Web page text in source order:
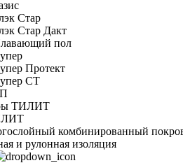
Стар
Стар Дакт
пол
Протект
СТ
ТИЛИТ
комбинированный
и рулонная изоляция